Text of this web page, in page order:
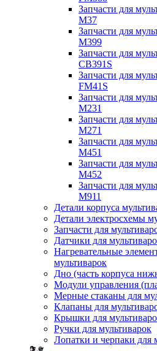
Запчасти для
M37
Запчасти для
M399
Запчасти для
CB391S
Запчасти для
FM41S
Запчасти для
M231
Запчасти для
M271
Запчасти для
M451
Запчасти для
M452
Запчасти для
M911
Детали корпуса
Детали электросхемы
Запчасти для
Датчики для
Нагревательные
мультиварок
Дно (часть корпуса
Модули управления
Мерные стаканы для
Клапаны для
Крышки для
Ручки для мультиварок
Лопатки и черпаки для